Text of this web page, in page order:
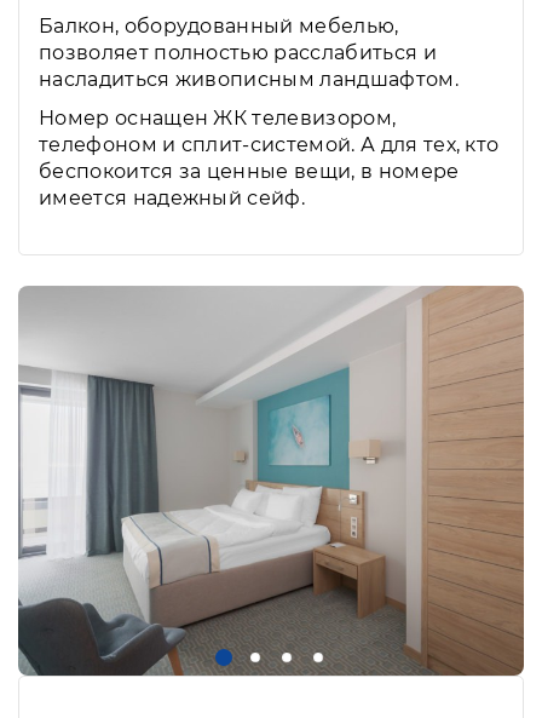
Балкон, оборудованный мебелью,
позволяет полностью расслабиться и
насладиться живописным ландшафтом.
Номер оснащен ЖК телевизором,
телефоном и сплит-системой. А для тех, кто
беспокоится за ценные вещи, в номере
имеется надежный сейф.